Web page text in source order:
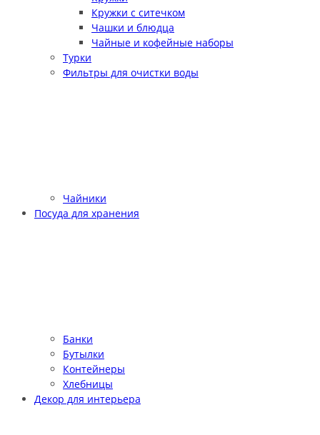
Кружки с ситечком
Чашки и блюдца
Чайные и кофейные наборы
Турки
Фильтры для очистки воды
Чайники
Посуда для хранения
Банки
Бутылки
Контейнеры
Хлебницы
Декор для интерьера